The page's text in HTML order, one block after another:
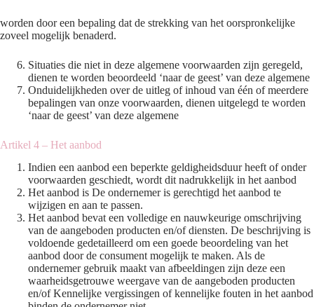
worden door een bepaling dat de strekking van het oorspronkelijke
zoveel mogelijk benaderd.
Situaties die niet in deze algemene voorwaarden zijn geregeld,
dienen te worden beoordeeld ‘naar de geest’ van deze algemene
Onduidelijkheden over de uitleg of inhoud van één of meerdere
bepalingen van onze voorwaarden, dienen uitgelegd te worden
‘naar de geest’ van deze algemene
Artikel 4 – Het aanbod
Indien een aanbod een beperkte geldigheidsduur heeft of onder
voorwaarden geschiedt, wordt dit nadrukkelijk in het aanbod
Het aanbod is De ondernemer is gerechtigd het aanbod te
wijzigen en aan te passen.
Het aanbod bevat een volledige en nauwkeurige omschrijving
van de aangeboden producten en/of diensten. De beschrijving is
voldoende gedetailleerd om een goede beoordeling van het
aanbod door de consument mogelijk te maken. Als de
ondernemer gebruik maakt van afbeeldingen zijn deze een
waarheidsgetrouwe weergave van de aangeboden producten
en/of Kennelijke vergissingen of kennelijke fouten in het aanbod